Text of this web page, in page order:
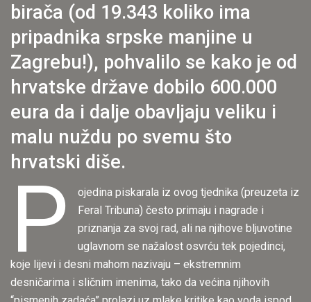
birača (od 19.343 koliko ima
pripadnika srpske manjine u
Zagrebu!), pohvalilo se kako je od
hrvatske države dobilo 600.000
eura da i dalje obavljaju veliku i
malu nuždu po svemu što
hrvatski diše.
P
ojedina piskarala iz ovog tjednika (preuzeta iz
Feral Tribuna) često primaju i nagrade i
priznanja za svoj rad, ali na njihove bljuvotine
uglavnom se nažalost osvrću tek pojedinci,
koje lijevi i desni mahom nazivaju – ekstremnim
desničarima i sličnim imenima, tako da većina njihovih